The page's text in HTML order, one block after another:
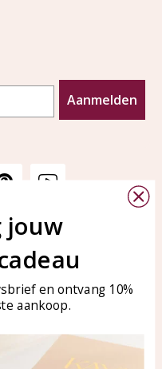
Aanmelden
Sieraden
of WhatsApp Ma-Vr
09:00-17:00
Tel: 0850003187
WhatsApp: 0850003187
klantenservice@kayasierade
jouw
en ontvang 10%
aankoop.